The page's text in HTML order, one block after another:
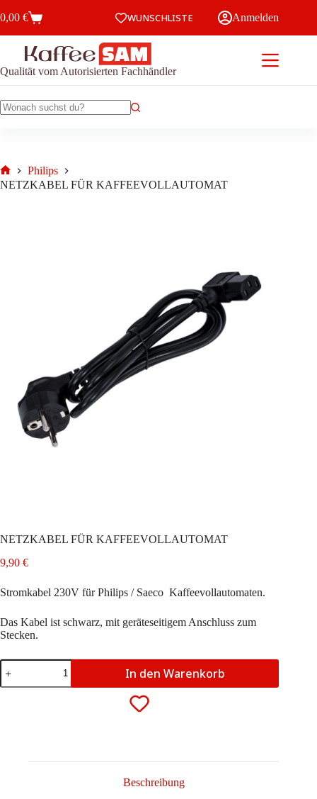
Inhalt
Warenkorb
0,00 € WUNSCHLISTE Anmelden
Qualität vom Autorisierten Fachhändler
Start
Philips
NETZKABEL FÜR KAFFEEVOLLAUTOMAT
NETZKABEL FÜR KAFFEEVOLLAUTOMAT
9,90 €
Stromkabel 230V für Philips / Saeco Kaffeevollautomaten.
Das Kabel ist schwarz, mit geräteseitigem Anschluss zum
Stecken.
NETZKABEL
FÜR
KAFFEEVOLLAUTOMAT
In den Warenkorb
Beschreibung